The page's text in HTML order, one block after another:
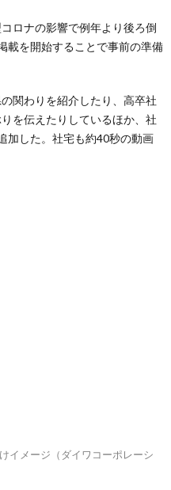
ロナの影響で例年より後ろ倒
載を開始することで事前の準備
関わりを紹介したり、高卒社
を伝えたりしているほか、社
加した。社宅も約40秒の動画
イメージ（ダイワコーポレーシ